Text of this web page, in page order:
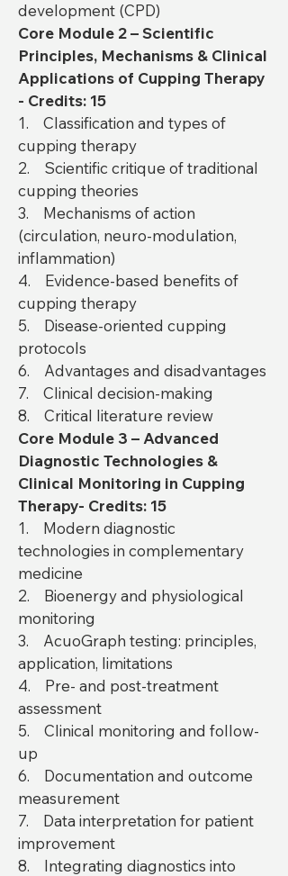
development (CPD)
Core Module 2 – Scientific
Principles, Mechanisms & Clinical
Applications of Cupping Therapy
- Credits: 15
1. Classification and types of
cupping therapy
2. Scientific critique of traditional
cupping theories
3. Mechanisms of action
(circulation, neuro-modulation,
inflammation)
4. Evidence-based benefits of
cupping therapy
5. Disease-oriented cupping
protocols
6. Advantages and disadvantages
7. Clinical decision-making
8. Critical literature review
Core Module 3 – Advanced
Diagnostic Technologies &
Clinical Monitoring in Cupping
Therapy- Credits: 15
1. Modern diagnostic
technologies in complementary
medicine
2. Bioenergy and physiological
monitoring
3. AcuoGraph testing: principles,
application, limitations
4. Pre- and post-treatment
assessment
5. Clinical monitoring and follow-
up
6. Documentation and outcome
measurement
7. Data interpretation for patient
improvement
8. Integrating diagnostics into